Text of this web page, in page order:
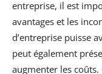
entreprise, il est
avantages et les
d’entreprise puisse
peut également
augmenter les coûts.